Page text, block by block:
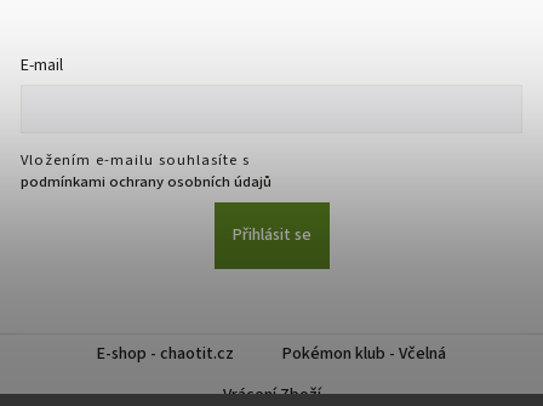
E-mail
Vložením e-mailu souhlasíte s
podmínkami ochrany osobních údajů
Přihlásit se
E-shop - chaotit.cz
Pokémon klub - Včelná
Vrácení Zboží